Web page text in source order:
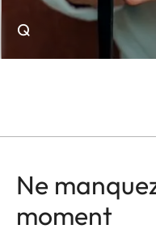
Q
Ne
moment